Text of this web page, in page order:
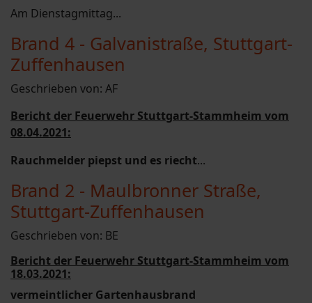
Am Dienstagmittag...
Brand 4 - Galvanistraße, Stuttgart-
Zuffenhausen
Geschrieben von: AF
Bericht der Feuerwehr Stuttgart-Stammheim vom
08.04.2021:
Rauchmelder piepst und es riecht...
Brand 2 - Maulbronner Straße,
Stuttgart-Zuffenhausen
Geschrieben von: BE
Bericht der Feuerwehr Stuttgart-Stammheim vom
18.03.2021:
vermeintlicher Gartenhausbrand